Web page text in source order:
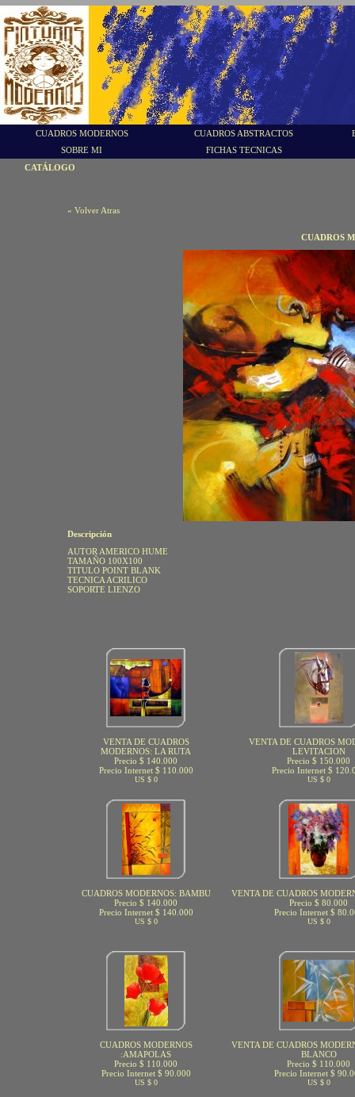
CUADROS MODERNOS CUADROS ABSTRACTOS
SOBRE MI
FICHAS TECNICAS
CATÁLOGO
« Volver Atras
CUADROS
Descripción
AUTOR AMERICO HUME
TAMAÑO 100X100
TITULO POINT BLANK
TECNICA ACRILICO
SOPORTE LIENZO
VENTA DE CUADROS
MODERNOS: LA RUTA
Precio $ 140.000
Precio Internet $ 110.000
US $ 0
VENTA DE CUADROS
LEVITACION
Precio $ 150.000
Precio Internet $
US $ 0
CUADROS MODERNOS: BAMBU
Precio $ 140.000
Precio Internet $ 140.000
US $ 0
VENTA DE CUADROS
Precio $ 80.000
Precio Internet $
US $ 0
CUADROS MODERNOS
:AMAPOLAS
Precio $ 110.000
Precio Internet $ 90.000
US $ 0
VENTA DE CUADROS
BLANCO
Precio $ 110.000
Precio Internet $
US $ 0